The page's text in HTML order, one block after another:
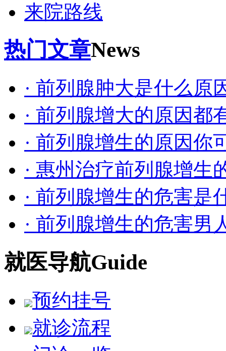
来院路线
热门文章News
· 前列腺肿大是什么原
· 前列腺增大的原因都
· 前列腺增生的原因你
· 惠州治疗前列腺增生
· 前列腺增生的危害是
· 前列腺增生的危害男
就医导航Guide
预约挂号
就诊流程